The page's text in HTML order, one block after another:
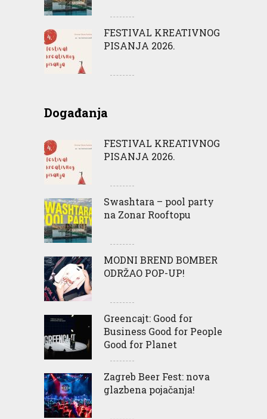
FESTIVAL KREATIVNOG
PISANJA 2026.
Događanja
FESTIVAL KREATIVNOG
PISANJA 2026.
Swashtara – pool party
na Zonar Rooftopu
MODNI BREND BOMBER
ODRŽAO POP-UP!
Greencajt: Good for
Business Good for People
Good for Planet
Zagreb Beer Fest: nova
glazbena pojačanja!